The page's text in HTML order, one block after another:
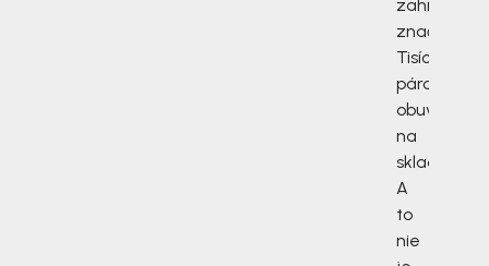
značiek.
Tisíce
párov
obuvi
na
sklade.
A
to
nie